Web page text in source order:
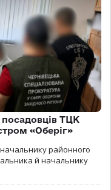
посадовців ТЦК
«Оберіг»
районного
й начальнику